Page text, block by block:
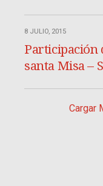
8 JULIO, 2015
Participación
santa Misa –
Cargar